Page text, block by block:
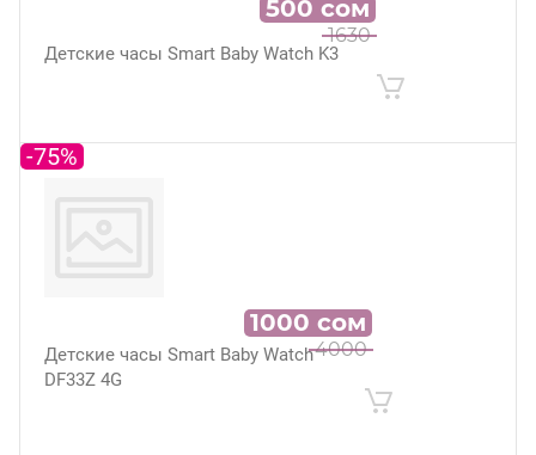
Детские часы Smart Baby Watch K3
1630
500 сом
Детские часы Smart Baby Watch
DF33Z 4G
-75%
4000
1000 сом